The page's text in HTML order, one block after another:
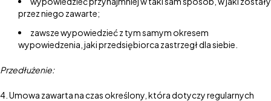
przez niego zawarte;
zawsze wypowiedzieć z tym samym okresem
wypowiedzenia, jaki przedsiębiorca zastrzegł dla siebie.
Przedłużenie:
Umowa zawarta na czas określony, która dotyczy regularnych